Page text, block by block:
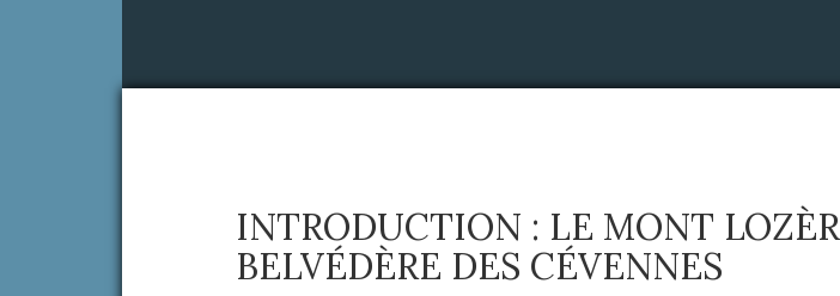
INTRODUCTION : LE MONT
BELVÉDÈRE DES CÉVENNES